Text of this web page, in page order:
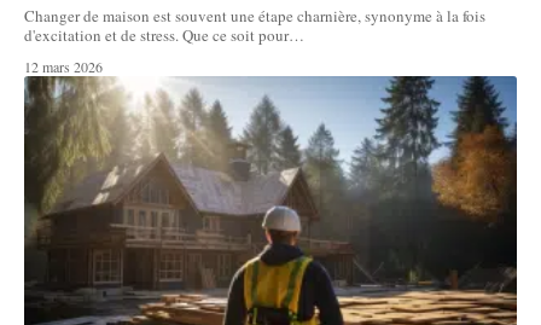
Changer de maison est souvent une étape charnière, synonyme à la fois
d'excitation et de stress. Que ce soit pour…
12 mars 2026